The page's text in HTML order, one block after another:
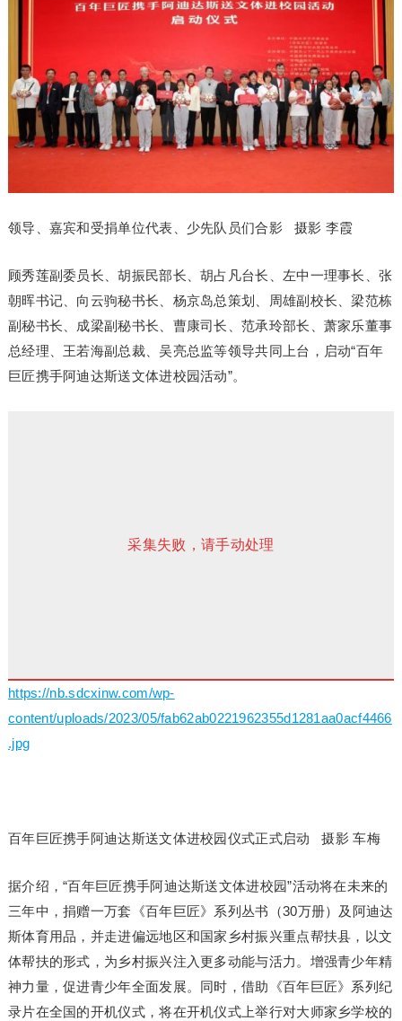
领导、嘉宾和受捐单位代表、少先队员们合影 摄影 李霞
顾秀莲副委员长、胡振民部长、胡占凡台长、左中一理事长、张
朝晖书记、向云驹秘书长、杨京岛总策划、周雄副校长、梁范栋
副秘书长、成梁副秘书长、曹康司长、范承玲部长、萧家乐董事
总经理、王若海副总裁、吴亮总监等领导共同上台，启动“百年
巨匠携手阿迪达斯送文体进校园活动”。
采集失败，请手动处理
https://nb.sdcxinw.com/wp-
content/uploads/2023/05/fab62ab0221962355d1281aa0acf4466
.jpg
百年巨匠携手阿迪达斯送文体进校园仪式正式启动 摄影 车梅
据介绍，“百年巨匠携手阿迪达斯送文体进校园”活动将在未来的
三年中，捐赠一万套《百年巨匠》系列丛书（30万册）及阿迪达
斯体育用品，并走进偏远地区和国家乡村振兴重点帮扶县，以文
体帮扶的形式，为乡村振兴注入更多动能与活力。增强青少年精
神力量，促进青少年全面发展。同时，借助《百年巨匠》系列纪
录片在全国的开机仪式，将在开机仪式上举行对大师家乡学校的